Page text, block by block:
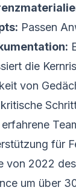
Passen
die
von
für
von 2022
um über